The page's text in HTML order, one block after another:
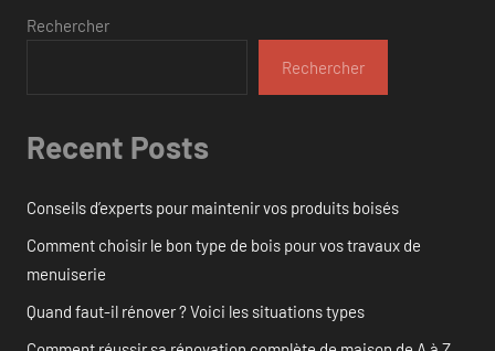
Rechercher
Rechercher
Recent Posts
Conseils d’experts pour maintenir vos produits boisés
Comment choisir le bon type de bois pour vos travaux de
menuiserie
Quand faut-il rénover ? Voici les situations types